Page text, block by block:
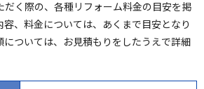
だく際の、各種リフォーム料金の目安を掲
容、料金については、あくまで目安となり
については、お見積もりをしたうえで詳細